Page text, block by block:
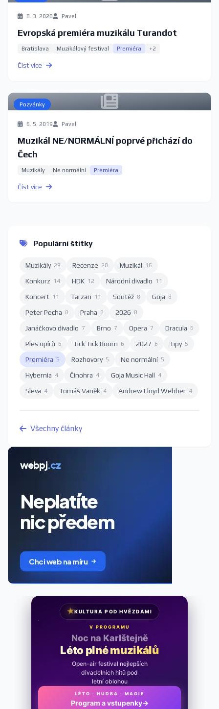
8. 3. 2020 Pavel
Evropská premiéra muzikálu Turandot
Bratislava Muzikálový festival Premiéra +2
Číst více
Pozvánky
6. 5. 2019 Pavel
Muzikál NE/NORMÁLNÍ poprvé přichází do
Čech
Muzikály Ne normální Premiéra
Číst více
Populární štítky
Muzikály 29 Recenze 20 Muzikál 16
Konkurz 14 HDK 12 Národní divadlo 11
Koncert 11 Tarzan 11 Soutěž 8 Goja 8
Peter Pecha 8 Praha 8 2026 8
Janáčkovo divadlo 7 Brno 7 Opera 7 Dracula 6
Ples upírů 6 Tick Tick Boom 6 2027 6 Tipy 5
Premiéra 5 Rozhovory 5 Ne normální 5
Hybernia 4 Činohra 4 Goja Music Hall 4
Sleva 4 Tomáš Vaněk 4 Andrew Lloyd Webber 4
Všechny články
★KULTURA POD HVĚZDAMI
V PROGRAMU
Noc na Karlštejně
Léto plné muzikálů
Open-air festival nejlepších
divadelních hitů pod
letní oblohou
LÉTO · HUDBA · MAGIE
Program a vstupenky →